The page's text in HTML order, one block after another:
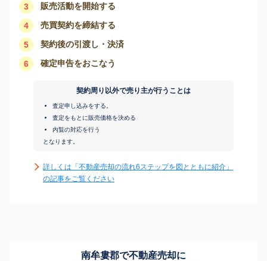
3 販売活動を開始する
4 売買契約を締結する
5 契約後の引渡し・決済
6 確定申告をおこなう
契約周り以外で売り主が行うことは
査定申し込みをする。
査定をもとに販売価格を決める
内覧の対応を行う
となります。
詳しくは「不動産売却の流れ6ステップを図とともに紹介」
の記事をご覧ください
南牟婁郡で不動産売却に